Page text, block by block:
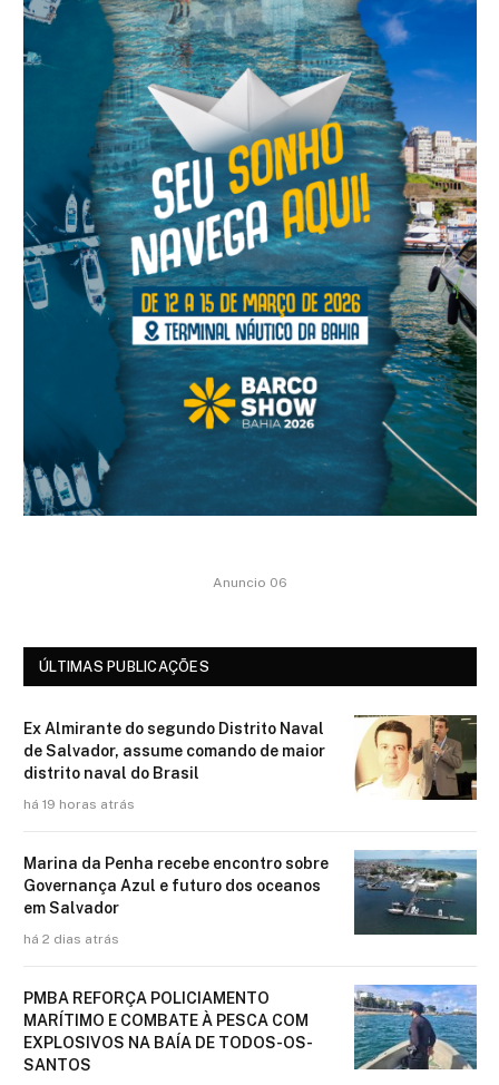
Anuncio 06
ÚLTIMAS PUBLICAÇÕES
Ex Almirante do segundo Distrito Naval
de Salvador, assume comando de maior
distrito naval do Brasil
há 19 horas atrás
Marina da Penha recebe encontro sobre
Governança Azul e futuro dos oceanos
em Salvador
há 2 dias atrás
PMBA REFORÇA POLICIAMENTO
MARÍTIMO E COMBATE À PESCA COM
EXPLOSIVOS NA BAÍA DE TODOS-OS-
SANTOS